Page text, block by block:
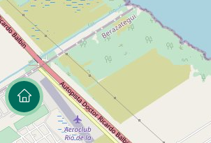
la bajada 32,5 de la autopista Buenos
Federal.
por 713 lotes residenciales de entre
vistas al polo, lago o bosques.
siguiendo las formas y
evitando terrenos linderos con los
de la superficie total con espacios
minutos de la Capital Federal por la